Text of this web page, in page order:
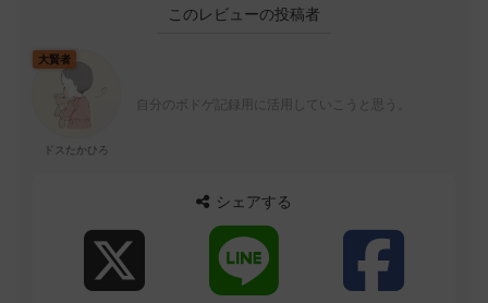
このレビューの投稿者
大賢者
ドスたかひろ
自分のボドゲ記録用に活用していこうと思う。
シェアする